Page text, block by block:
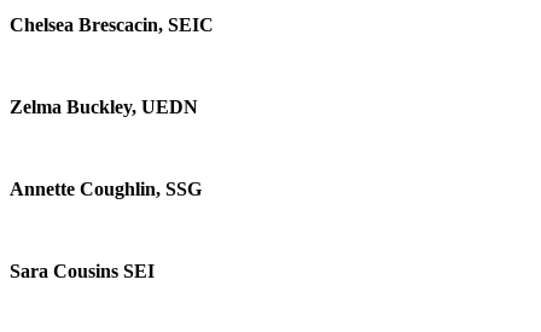
Chelsea Brescacin, SEIC
Zelma Buckley, UEDN
Annette Coughlin, SSG
Sara Cousins SEI